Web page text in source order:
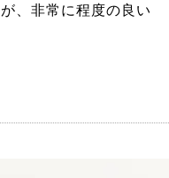
、非常に程度の良い